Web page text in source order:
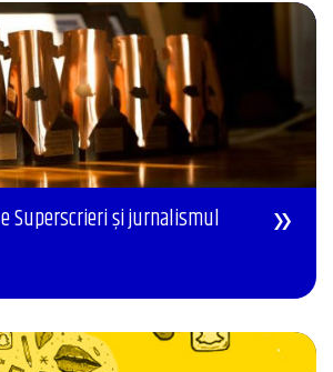
Superscrieri și jurnalismul